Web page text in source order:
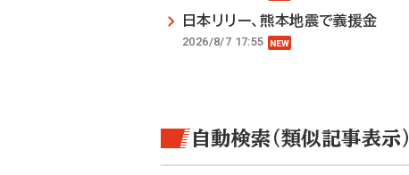
日本リリー、熊本地震で義援金
2026/8/7 17:55
自動検索（類似記事表示）